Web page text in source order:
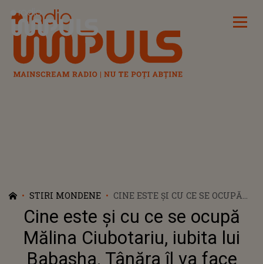
Radio Impuls
STIRI MONDENE
CINE ESTE ȘI CU CE SE OCUPĂ
MĂLINA CIUBOTARIU, IUBITA
LUI BABASHA. TÂNĂRA ÎL VA
FACE TĂTIC PE ARTIST
Cine este și cu ce se ocupă
Mălina Ciubotariu, iubita lui
Babasha. Tânăra îl va face